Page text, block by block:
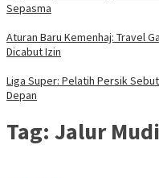
Sepasma
Aturan Baru Kemenhaj: Travel
Dicabut Izin
Liga Super: Pelatih Persik
Depan
Tag: Jalur